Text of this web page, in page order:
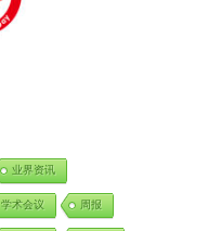
业界资讯
学术会议 周报